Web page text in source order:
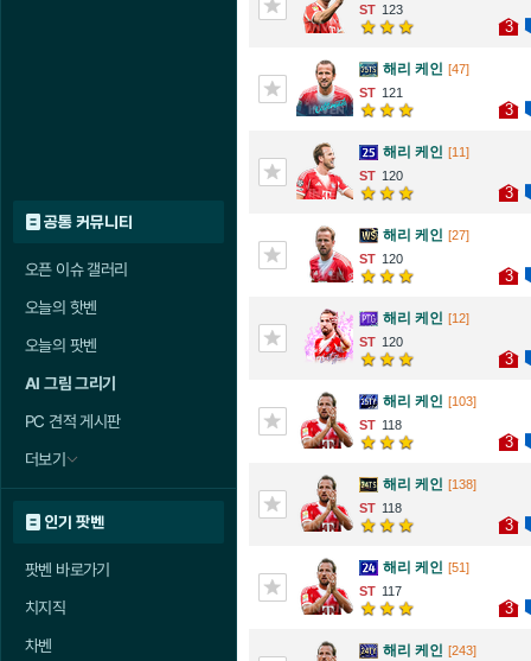
공통 커뮤니티
오픈 이슈 갤러리
오늘의 핫벤
오늘의 팟벤
AI 그림 그리기
PC 견적 게시판
더보기
인기 팟벤
팟벤 바로가기
치지직
차벤
123
3
해리 케인 [47]
121
3
해리 케인 [11]
120
3
해리 케인 [27]
120
3
해리 케인 [12]
120
3
해리 케인 [103]
118
3
해리 케인 [138]
118
3
해리 케인 [51]
117
3
해리 케인 [243]